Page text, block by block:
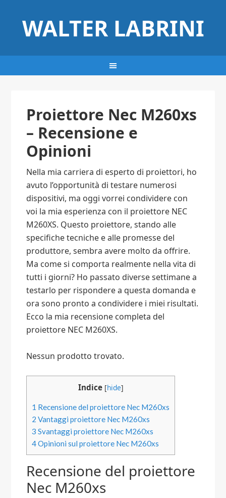
WALTER LABRINI
Proiettore Nec M260xs
– Recensione e
Opinioni
Nella mia carriera di esperto di proiettori, ho
avuto l’opportunità di testare numerosi
dispositivi, ma oggi vorrei condividere con
voi la mia esperienza con il proiettore NEC
M260XS. Questo proiettore, stando alle
specifiche tecniche e alle promesse del
produttore, sembra avere molto da offrire.
Ma come si comporta realmente nella vita di
tutti i giorni? Ho passato diverse settimane a
testarlo per rispondere a questa domanda e
ora sono pronto a condividere i miei risultati.
Ecco la mia recensione completa del
proiettore NEC M260XS.
Nessun prodotto trovato.
Indice [hide]
1 Recensione del proiettore Nec M260xs
2 Vantaggi proiettore Nec M260xs
3 Svantaggi proiettore Nec M260xs
4Opinioni sul proiettore Nec M260xs
Recensione del proiettore
Nec M260xs